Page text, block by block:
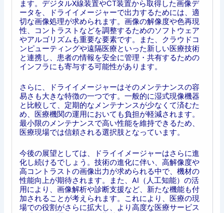
ます。デジタルX線装置やCT装置から取得した画像デ
ータを、ドライイメージャーで出力するためには、適
切な画像処理が求められます。画像の解像度や色再現
性、コントラストなどを調整するためのソフトウェア
やアルゴリズムも重要な要素です。また、クラウドコ
ンピューティングや遠隔医療といった新しい医療技術
と連携し、患者の情報を安全に管理・共有するための
インフラにも寄与する可能性があります。
さらに、ドライイメージャーはそのメンテナンスの容
易さも大きな特徴の一つです。一般的に湿式現像機器
と比較して、定期的なメンテナンスが少なくて済むた
め、医療機関の運用においても負担が軽減されます。
最小限のメンテナンスで高い性能を維持できるため、
医療現場では信頼される選択肢となっています。
今後の展望としては、ドライイメージャーはさらに進
化し続けるでしょう。技術の進化に伴い、高解像度や
高コントラストの画像出力が求められる中で、機材の
性能向上が期待されます。また、AI（人工知能）の活
用により、画像解析や診断支援など、新たな機能も付
加されることが考えられます。これにより、医療の現
場での役割がさらに拡大し、より高度な医療サービス